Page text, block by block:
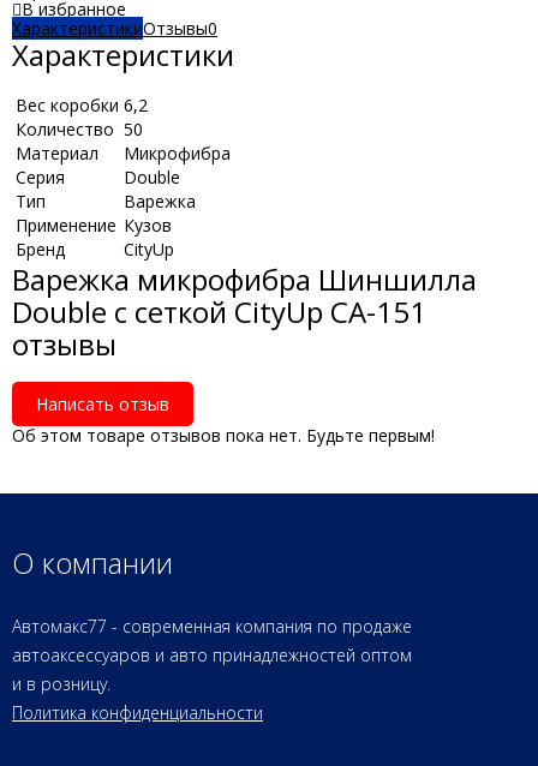
В избранное
ХарактеристикиОтзывы0
Характеристики
Вес коробки 6,2
Количество 50
Материал
Микрофибра
Серия
Double
Тип
Варежка
Применение Кузов
Бренд
CityUp
Варежка микрофибра Шиншилла
Double с сеткой CityUp СА-151
отзывы
Написать отзыв
Об этом товаре отзывов пока нет. Будьте первым!
О компании
Автомакс77 - современная компания по продаже
автоаксессуаров и авто принадлежностей оптом
и в розницу.
Политика конфиденциальности